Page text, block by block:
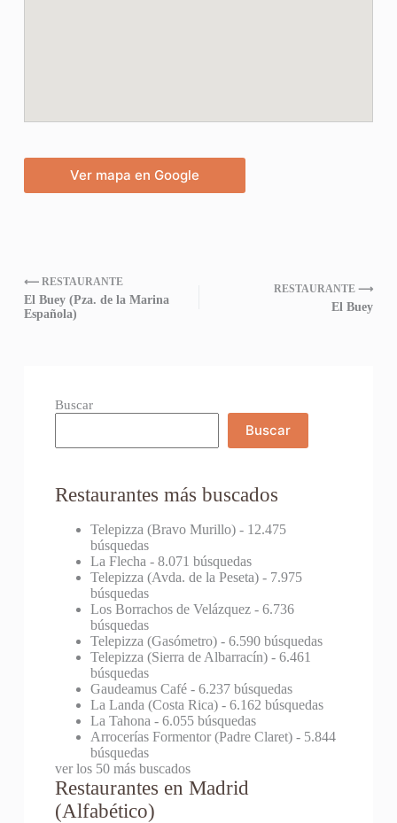
Ver mapa en Google
⟵ RESTAURANTE
El Buey (Pza. de la Marina
Española)
RESTAURANTE ⟶
El Buey
Buscar
Buscar
Restaurantes más buscados
Telepizza (Bravo Murillo)- 12.475
búsquedas
La Flecha - 8.071 búsquedas
Telepizza (Avda. de la Peseta)- 7.975
búsquedas
Los Borrachos de Velázquez- 6.736
búsquedas
Telepizza (Gasómetro)- 6.590 búsquedas
Telepizza (Sierra de Albarracín)- 6.461
búsquedas
Gaudeamus Café- 6.237 búsquedas
La Landa (Costa Rica)- 6.162 búsquedas
La Tahona - 6.055 búsquedas
Arrocerías Formentor (Padre Claret)- 5.844
búsquedas
ver los 50 más buscados
Restaurantes en Madrid
(Alfabético)